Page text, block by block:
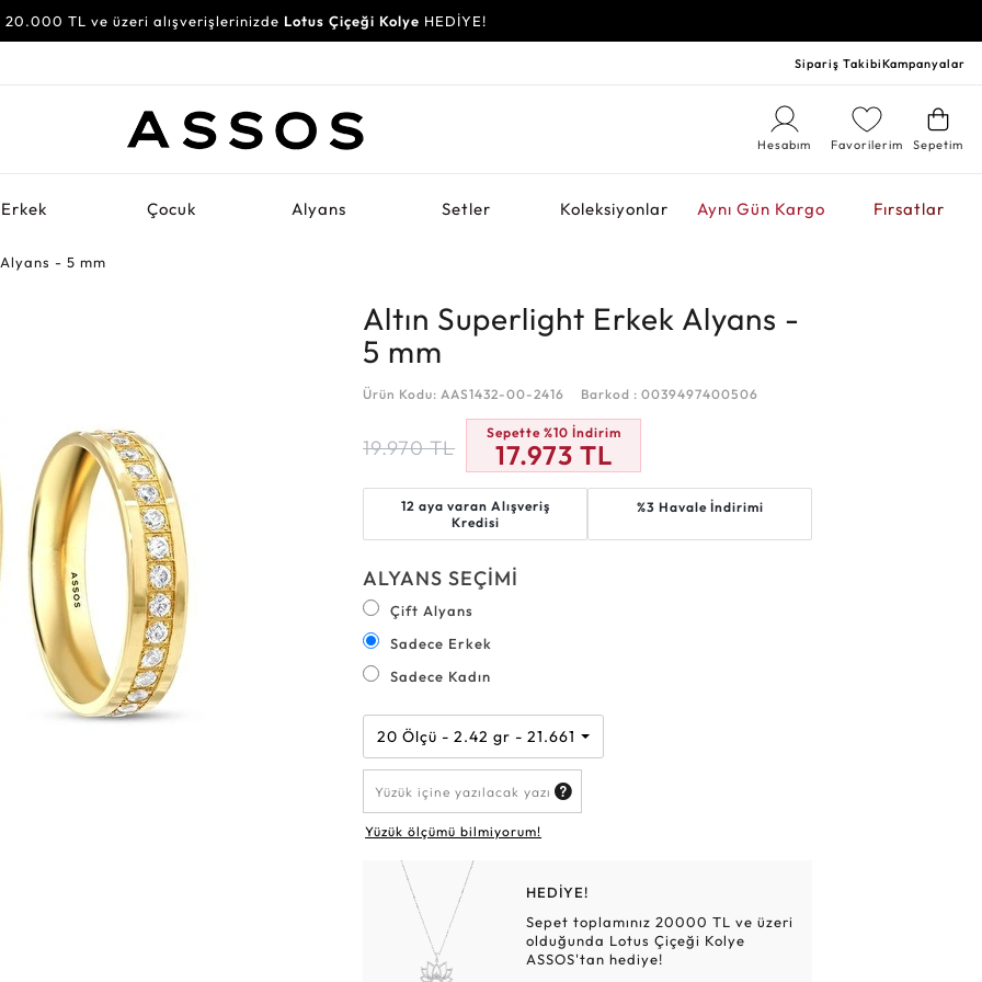
20.000 TL ve üzeri alışverişlerinizde Lotus Çiçeği Kolye HEDİYE!
Sipariş TakibiKampanyalar
Sepetim
Favorilerim
Hesabım
Elmas Küpeler Elmas Bileklikler Elmas Bilezikler
Erkek
Altın Erkek Zincirler Altın Erkek Bileklikler Altın Tesbihler
Çocuk
Altın Çocuk Kelepçeler Altın Bebek Yaka İğnesi
Alyans
Beyaz Altın Alyanslar Çift Alyans Modelleri
Setler
Altın Su Yolu Setler Altın Hasır Setler
Koleksiyonlar
Figura
Aynı Gün Kargo Fırsatlar
- 5 mm
Altın Superlight Erkek Alyans -
5 mm
Ürün Kodu: AAS1432-00-2416 Barkod : 0039497400506
19.970 TL
Sepette %10 İndirim
17.973 TL
12 aya varan Alışveriş
Kredisi
%3 Havale İndirimi
ALYANS SEÇİMİ
Çift Alyans
Sadece Erkek
Sadece Kadın
20 Ölçü - 2.42 gr - 21.661 TL
Yüzük ölçümü bilmiyorum!
HEDİYE!
Sepet toplamınız 20000 TL ve üzeri
olduğunda Lotus Çiçeği Kolye
ASSOS'tan hediye!